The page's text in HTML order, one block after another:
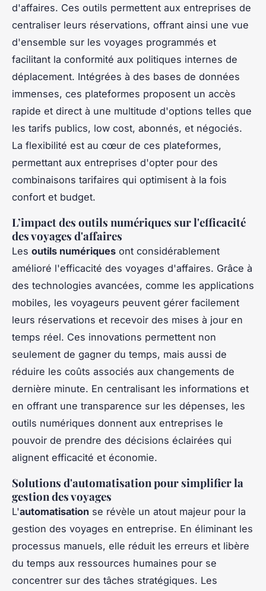
d'affaires. Ces outils permettent aux entreprises de
centraliser leurs réservations, offrant ainsi une vue
d'ensemble sur les voyages programmés et
facilitant la conformité aux politiques internes de
déplacement. Intégrées à des bases de données
immenses, ces plateformes proposent un accès
rapide et direct à une multitude d'options telles que
les tarifs publics, low cost, abonnés, et négociés.
La flexibilité est au cœur de ces plateformes,
permettant aux entreprises d'opter pour des
combinaisons tarifaires qui optimisent à la fois
confort et budget.
L’impact des outils numériques sur l'efficacité
des voyages d'affaires
Les outils numériques ont considérablement
amélioré l'efficacité des voyages d'affaires. Grâce à
des technologies avancées, comme les applications
mobiles, les voyageurs peuvent gérer facilement
leurs réservations et recevoir des mises à jour en
temps réel. Ces innovations permettent non
seulement de gagner du temps, mais aussi de
réduire les coûts associés aux changements de
dernière minute. En centralisant les informations et
en offrant une transparence sur les dépenses, les
outils numériques donnent aux entreprises le
pouvoir de prendre des décisions éclairées qui
alignent efficacité et économie.
Solutions d'automatisation pour simplifier la
gestion des voyages
L'automatisation se révèle un atout majeur pour la
gestion des voyages en entreprise. En éliminant les
processus manuels, elle réduit les erreurs et libère
du temps aux ressources humaines pour se
concentrer sur des tâches stratégiques. Les